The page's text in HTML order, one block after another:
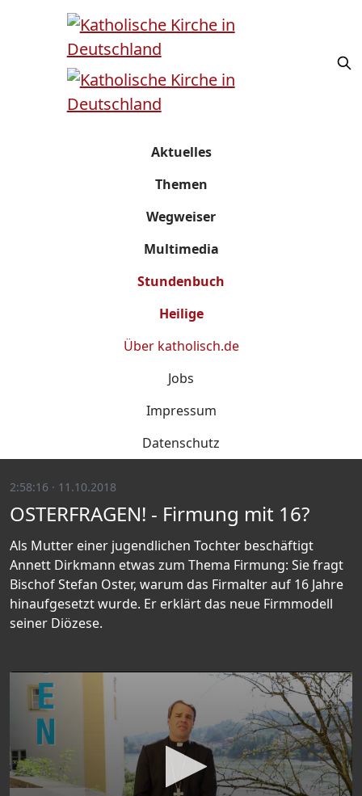
Aktuelles
Themen
Wegweiser
Multimedia
Stundenbuch
Heilige
Über katholisch.de
Jobs
Impressum
Datenschutz
2:58:16 · 11.10.2018
OSTERFRAGEN! - Firmung mit 16?
Als Mutter einer jugendlichen Tochter beschäftigt
Annett Dirkmann etwas zum Thema Firmung: Sie fragt
Bischof Stefan Oster, warum das Firmalter auf 16 Jahre
hinaufgesetzt wurde. Er erklärt das neue Firmmodell
seiner Diözese.